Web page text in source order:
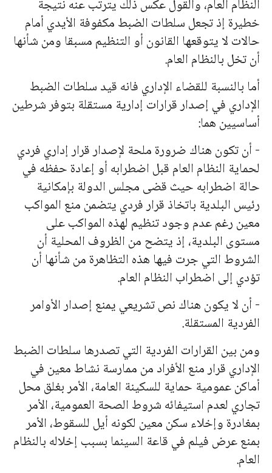
النظام العام، والقول عكس ذلك يترتب عنه نتيجة
خطيرة إذ تجعل سلطات الضبط مكفوفة الأيدي أمام
حالات لا يتوقعها القانون أو التنظيم مسبقا ومن شأنها
أن تخل بالنظام العام.
أما بالنسبة للقضاء الإداري فانه قيد سلطات الضبط
الإداري في إصدار قرارات إدارية مستقلة بتوفر شرطين
أساسيين هما:
- أن تكون هناك ضرورة ملحة لإصدار قرار إداري فردي
لحماية النظام العام قبل اضطرابه أو إعادة حفظه في
حالة اضطرابه حيث قضى مجلس الدولة بإمكانية
رئيس البلدية باتخاذ قرار فردي يتضمن منع المواكب
معين رغم عدم وجود تنظيم لهذه المواكب على
مستوى البلدية، إذ يتضح من الظروف المحلية أن
الشروط التي جرت فيها هذه التظاهرة من شأنها أن
تؤدي إلى اضطراب النظام العام.
- أن لا يكون هناك نص تشريعي يمنع إصدار الأوامر
الفردية المستقلة.
ومن بين القرارات الفردية التي تصدرها سلطات الضبط
الإداري قرار منع الأفراد من ممارسة نشاط معين في
أماكن عمومية حماية للسكينة العامة، الأمر بغلق محل
تجاري لعدم استيفائه شروط الصحة العمومية، الأمر
بمغادرة وإخلاء سكن معين لكونه أيل للسقوط، الأمر
بمنع عرض فيلم في قاعة السينما بسبب إخلاله بالنظام
العام.